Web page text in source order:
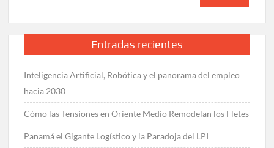
Entradas recientes
Inteligencia Artificial, Robótica y el panorama del empleo
hacia 2030
Cómo las Tensiones en Oriente Medio Remodelan los Fletes
Panamá el Gigante Logístico y la Paradoja del LPI